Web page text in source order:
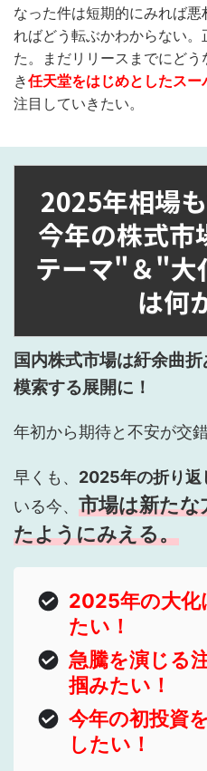
なった件は短期的にみれば
ればどう転ぶかわからない
た。まだリリースまでにど
き任天堂をはじめとしたス
注目していきたい。
2025年相場
今年の株式
テーマ"＆"大
は何
国内株式市場は紆余曲
模索する展開に！
年初から期待と不安が交
早くも、 2025年の折り返
いる今、 市場は新たな
たようにみえる。
2025年の大化
たい！
急騰を演じる
掴みたい！
今年の初投資
したい！